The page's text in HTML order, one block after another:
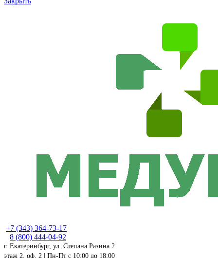
+7 (343) 364-73-17
8 (800) 444-04-92
г. Екатеринбург, ул. Степана Разина 2
этаж 2, оф. 2 | Пн-Пт c 10:00 до 18:00